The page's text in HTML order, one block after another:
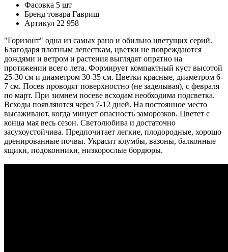
Фасовка 5 шт
Бренд товара Гавриш
Артикул 22 958
"Горизонт" одна из самых рано и обильно цветущих серий.
Благодаря плотным лепесткам, цветки не повреждаются
дождями и ветром и растения выглядят опрятно на
протяжении всего лета. Формирует компактный куст высотой
25-30 см и диаметром 30-35 см. Цветки красные, диаметром 6-
7 см. Посев проводят поверхностно (не заделывая), с февраля
по март. При зимнем посеве всходам необходима подсветка.
Всходы появляются через 7-12 дней. На постоянное место
высаживают, когда минует опасность заморозков. Цветет с
конца мая весь сезон. Светолюбива и достаточно
засухоустойчива. Предпочитает легкие, плодородные, хорошо
дренированные почвы. Украсит клумбы, вазоны, балконные
ящики, подоконники, низкорослые бордюры.